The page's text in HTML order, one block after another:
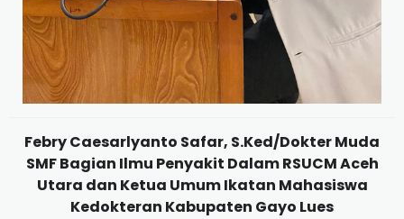
Febry Caesarlyanto Safar, S.Ked/Dokter Muda
SMF Bagian Ilmu Penyakit Dalam RSUCM Aceh
Utara dan Ketua Umum Ikatan Mahasiswa
Kedokteran Kabupaten Gayo Lues